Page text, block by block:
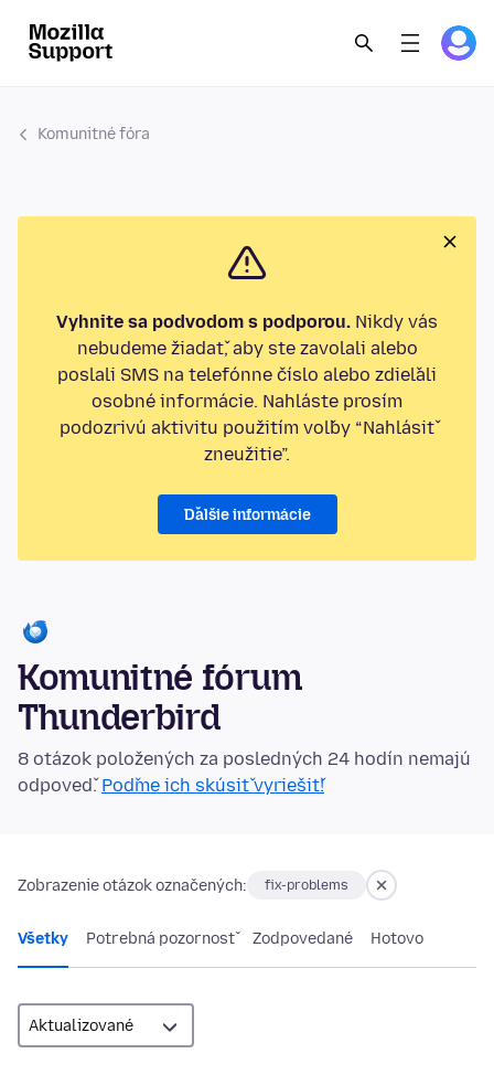
Komunitné fóra
Vyhnite sa podvodom s podporou. Nikdy vás
nebudeme žiadať, aby ste zavolali alebo
poslali SMS na telefónne číslo alebo zdieľali
osobné informácie. Nahláste prosím
podozrivú aktivitu použitím voľby “Nahlásiť
zneužitie”.
Ďalšie informácie
Komunitné fórum
Thunderbird
8 otázok položených za posledných 24 hodín nemajú
odpoveď.Poďme ich skúsiť vyriešiť!
Zobrazenie otázok označených: fix-problems
Všetky Potrebná pozornosť Zodpovedané Hotovo